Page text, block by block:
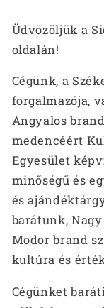
Üdvözöljük a
oldalán!
Cégünk, a
forgalmazója,
Angyalos
medencéért
Egyesület
minőségű és
és
barátunk,
Modor brand
kultúra és
Cégünket